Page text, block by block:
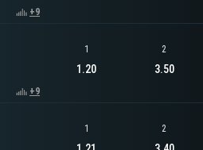
+9
+9
1
1.20
2
3.50
1 2